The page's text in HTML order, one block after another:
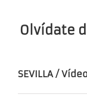
Olvídate
SEVILLA /